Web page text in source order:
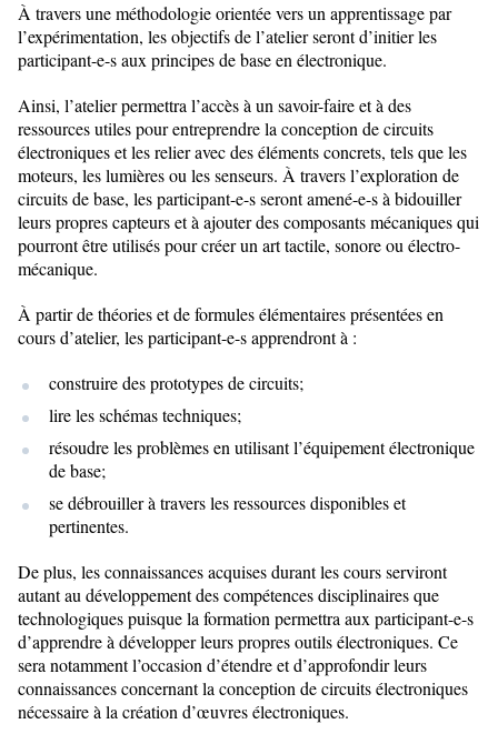
À travers une méthodologie orientée vers un apprentissage par
l’expérimentation, les objectifs de l’atelier seront d’initier les
participant-e-s aux principes de base en électronique.
Ainsi, l’atelier permettra l’accès à un savoir-faire et à des
ressources utiles pour entreprendre la conception de circuits
électroniques et les relier avec des éléments concrets, tels que les
moteurs, les lumières ou les senseurs. À travers l’exploration de
circuits de base, les participant-e-s seront amené-e-s à bidouiller
leurs propres capteurs et à ajouter des composants mécaniques qui
pourront être utilisés pour créer un art tactile, sonore ou électro-
mécanique.
À partir de théories et de formules élémentaires présentées en
cours d’atelier, les participant-e-s apprendront à :
construire des prototypes de circuits;
lire les schémas techniques;
résoudre les problèmes en utilisant l’équipement électronique
de base;
se débrouiller à travers les ressources disponibles et
pertinentes.
De plus, les connaissances acquises durant les cours serviront
autant au développement des compétences disciplinaires que
technologiques puisque la formation permettra aux participant-e-s
d’apprendre à développer leurs propres outils électroniques. Ce
sera notamment l’occasion d’étendre et d’approfondir leurs
connaissances concernant la conception de circuits électroniques
nécessaire à la création d’œuvres électroniques.